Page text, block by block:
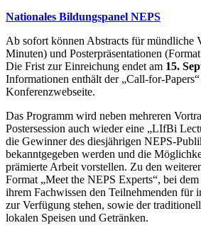
Nationales Bildungspanel NEPS
Ab sofort können Abstracts für mündliche
Minuten) und Posterpräsentationen
Die Frist zur Einreichung endet am 15.
Informationen enthält der „Call-for-
Konferenzwebseite.
Das Programm wird neben mehreren
Postersession auch wieder eine „LIfBi
die Gewinner des diesjährigen NEPS-
bekanntgegeben werden und die
prämierte Arbeit vorstellen. Zu den
Format „Meet the NEPS Experts“, bei
ihrem Fachwissen den Teilnehmenden für
zur Verfügung stehen, sowie der
lokalen Speisen und Getränken.